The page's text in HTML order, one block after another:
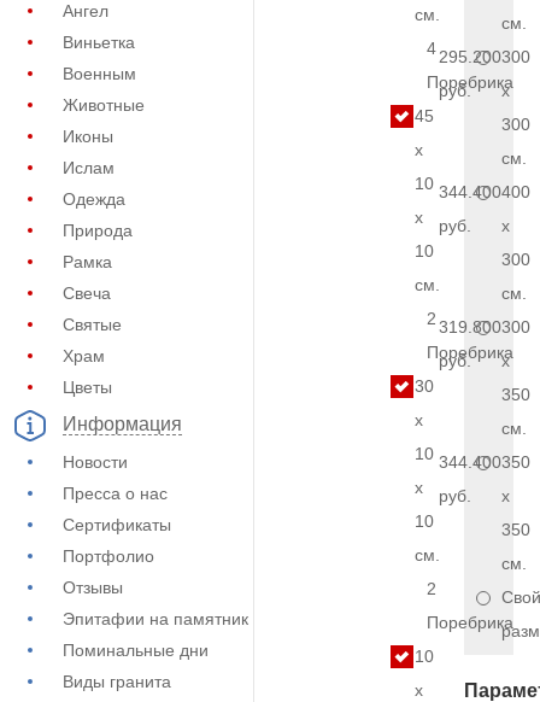
Ангел
Виньетка
Военным
Животные
Иконы
Ислам
Одежда
Природа
Рамка
Свеча
Святые
Храм
Цветы
Информация
Новости
Пресса о нас
Сертификаты
Портфолио
Отзывы
Эпитафии на памятник
Поминальные дни
Виды гранита
см.
4
Поребрика
45
x
10
x
10
см.
2
Поребрика
30
x
10
x
10
см.
2
Поребрика
10
x
см.
295.200
руб.
300
x
300
см.
344.400
руб.
400
x
300
см.
319.800
руб.
300
x
350
см.
344.400
руб.
350
x
350
см.
Свой